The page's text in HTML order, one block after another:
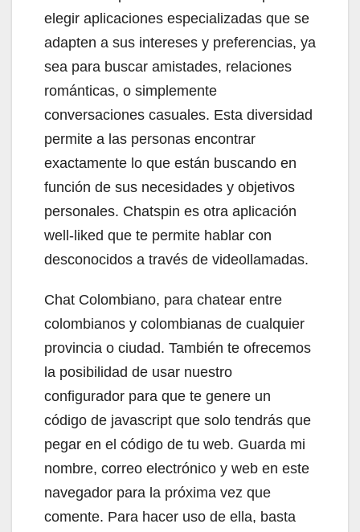
elegir aplicaciones especializadas que se
adapten a sus intereses y preferencias, ya
sea para buscar amistades, relaciones
románticas, o simplemente
conversaciones casuales. Esta diversidad
permite a las personas encontrar
exactamente lo que están buscando en
función de sus necesidades y objetivos
personales. Chatspin es otra aplicación
well-liked que te permite hablar con
desconocidos a través de videollamadas.
Chat Colombiano, para chatear entre
colombianos y colombianas de cualquier
provincia o ciudad. También te ofrecemos
la posibilidad de usar nuestro
configurador para que te genere un
código de javascript que solo tendrás que
pegar en el código de tu web. Guarda mi
nombre, correo electrónico y web en este
navegador para la próxima vez que
comente. Para hacer uso de ella, basta